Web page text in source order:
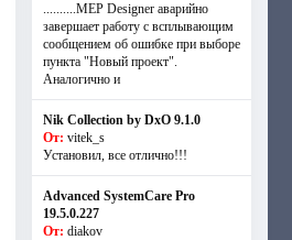
..........MEP Designer аварийно
завершает работу с всплывающим
сообщением об ошибке при выборе
пункта "Новый проект".
Аналогично и
Nik Collection by DxO 9.1.0
От: vitek_s
Установил, все отлично!!!
Advanced SystemCare Pro
19.5.0.227
От: diakov